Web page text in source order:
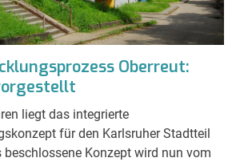
Oberreut:
liegt das integrierte
für den Karlsruher Stadtteil
beschlossene Konzept wird nun vom